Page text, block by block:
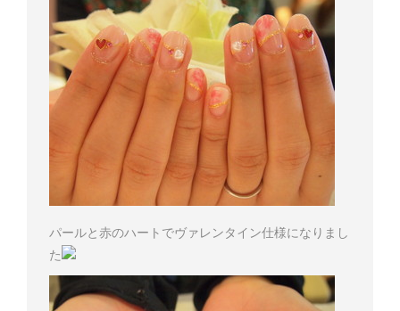
パールと赤のハートでヴァレンタイン仕様になりまし
た